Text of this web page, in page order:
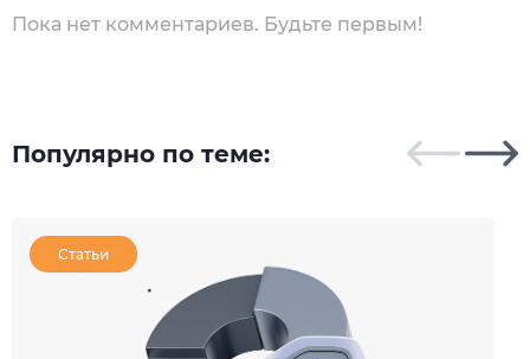
Пока нет комментариев. Будьте первым!
Популярно по теме:
Статьи